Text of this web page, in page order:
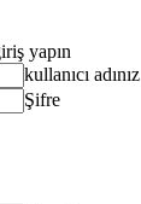
yapın
kullanıcı adınız
Şifre